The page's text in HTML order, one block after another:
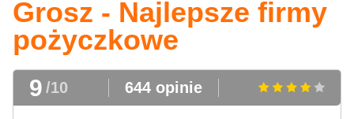
Produkty bankowe
Firm pożyczkowye
Grosz - Najlepsze firmy
pożyczkowe
9 /10 644 opinie